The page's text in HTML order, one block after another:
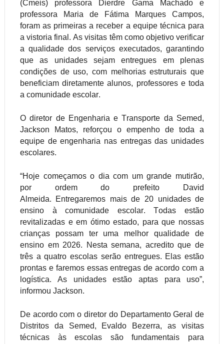
(Cmeis) professora Dierdre Gama Machado e
professora Maria de Fátima Marques Campos,
foram as primeiras a receber a equipe técnica para
a vistoria final. As visitas têm como objetivo verificar
a qualidade dos serviços executados, garantindo
que as unidades sejam entregues em plenas
condições de uso, com melhorias estruturais que
beneficiam diretamente alunos, professores e toda
a comunidade escolar.
O diretor de Engenharia e Transporte da Semed,
Jackson Matos, reforçou o empenho de toda a
equipe de engenharia nas entregas das unidades
escolares.
“Hoje começamos o dia com um grande mutirão,
por ordem do prefeito David
Almeida. Entregaremos mais de 20 unidades de
ensino à comunidade escolar. Todas estão
revitalizadas e em ótimo estado, para que nossas
crianças possam ter uma melhor qualidade de
ensino em 2026. Nesta semana, acredito que de
três a quatro escolas serão entregues. Elas estão
prontas e faremos essas entregas de acordo com a
logística. As unidades estão aptas para uso”,
informou Jackson.
De acordo com o diretor do Departamento Geral de
Distritos da Semed, Evaldo Bezerra, as visitas
técnicas às escolas são fundamentais para